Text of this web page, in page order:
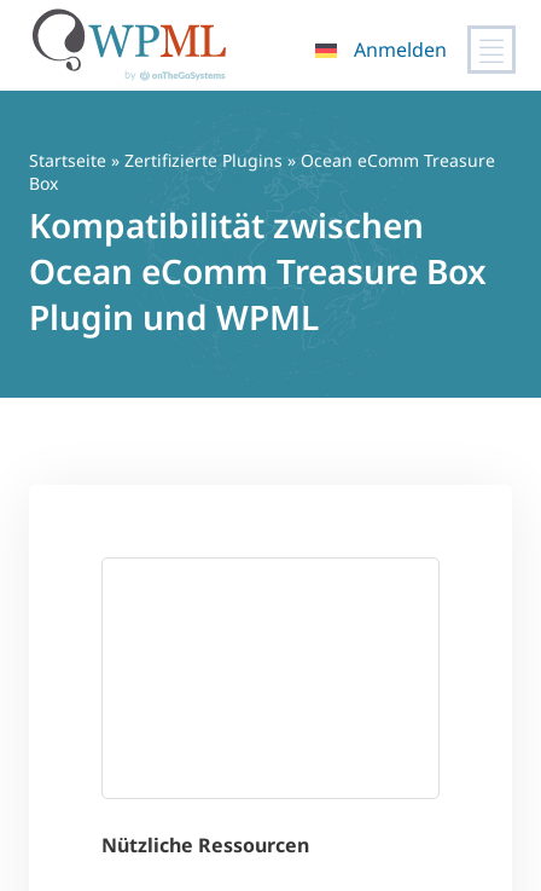
springen
Anmelden
Startseite » Zertifizierte Plugins » Ocean eComm Treasure
Box
Kompatibilität zwischen
Ocean eComm Treasure Box
Plugin und WPML
Nützliche Ressourcen